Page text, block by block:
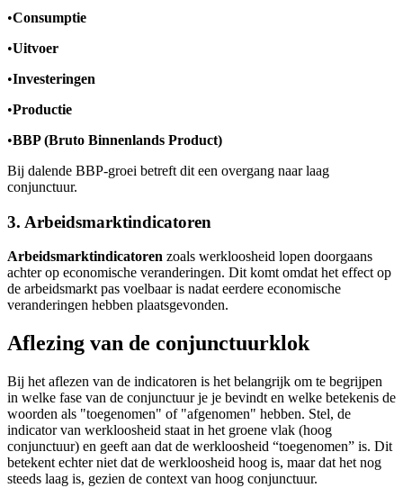
•Consumptie
•Uitvoer
•Investeringen
•Productie
•BBP (Bruto Binnenlands Product)
Bij dalende BBP-groei betreft dit een overgang naar laag
conjunctuur.
3. Arbeidsmarktindicatoren
Arbeidsmarktindicatoren zoals werkloosheid lopen doorgaans
achter op economische veranderingen. Dit komt omdat het effect op
de arbeidsmarkt pas voelbaar is nadat eerdere economische
veranderingen hebben plaatsgevonden.
Aflezing van de conjunctuurklok
Bij het aflezen van de indicatoren is het belangrijk om te begrijpen
in welke fase van de conjunctuur je je bevindt en welke betekenis de
woorden als "toegenomen" of "afgenomen" hebben. Stel, de
indicator van werkloosheid staat in het groene vlak (hoog
conjunctuur) en geeft aan dat de werkloosheid “toegenomen” is. Dit
betekent echter niet dat de werkloosheid hoog is, maar dat het nog
steeds laag is, gezien de context van hoog conjunctuur.